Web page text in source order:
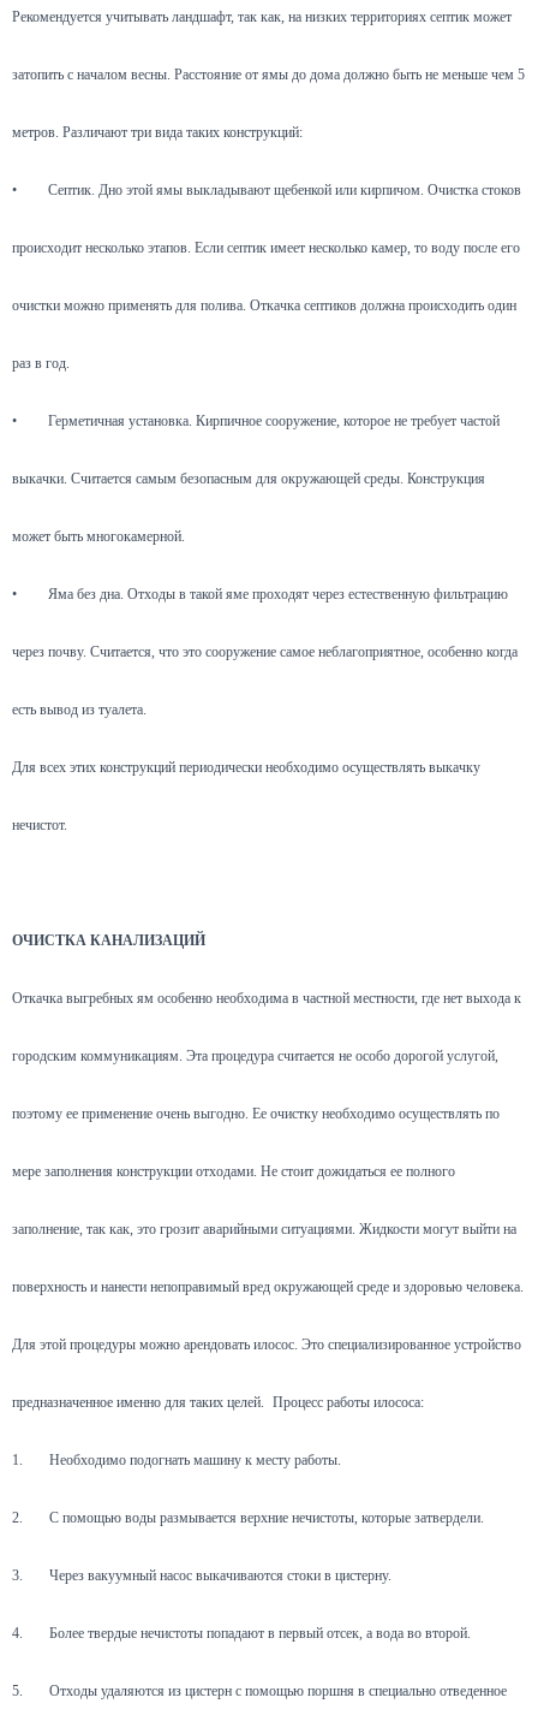
Рекомендуется учитывать ландшафт, так как, на низких территориях септик может
затопить с началом весны. Расстояние от ямы до дома должно быть не меньше чем 5
метров. Различают три вида таких конструкций:
• Септик. Дно этой ямы выкладывают щебенкой или кирпичом. Очистка стоков
происходит несколько этапов. Если септик имеет несколько камер, то воду после его
очистки можно применять для полива. Откачка септиков должна происходить один
раз в год.
• Герметичная установка. Кирпичное сооружение, которое не требует частой
выкачки. Считается самым безопасным для окружающей среды. Конструкция
может быть многокамерной.
• Яма без дна. Отходы в такой яме проходят через естественную фильтрацию
через почву. Считается, что это сооружение самое неблагоприятное, особенно когда
есть вывод из туалета.
Для всех этих конструкций периодически необходимо осуществлять выкачку
нечистот.
ОЧИСТКА КАНАЛИЗАЦИЙ
Откачка выгребных ям особенно необходима в частной местности, где нет выхода к
городским коммуникациям. Эта процедура считается не особо дорогой услугой,
поэтому ее применение очень выгодно. Ее очистку необходимо осуществлять по
мере заполнения конструкции отходами. Не стоит дожидаться ее полного
заполнение, так как, это грозит аварийными ситуациями. Жидкости могут выйти на
поверхность и нанести непоправимый вред окружающей среде и здоровью человека.
Для этой процедуры можно арендовать илосос. Это специализированное устройство
предназначенное именно для таких целей. Процесс работы илососа:
1. Необходимо подогнать машину к месту работы.
2. С помощью воды размывается верхние нечистоты, которые затвердели.
3. Через вакуумный насос выкачиваются стоки в цистерну.
4. Более твердые нечистоты попадают в первый отсек, а вода во второй.
5. Отходы удаляются из цистерн с помощью поршня в специально отведенное